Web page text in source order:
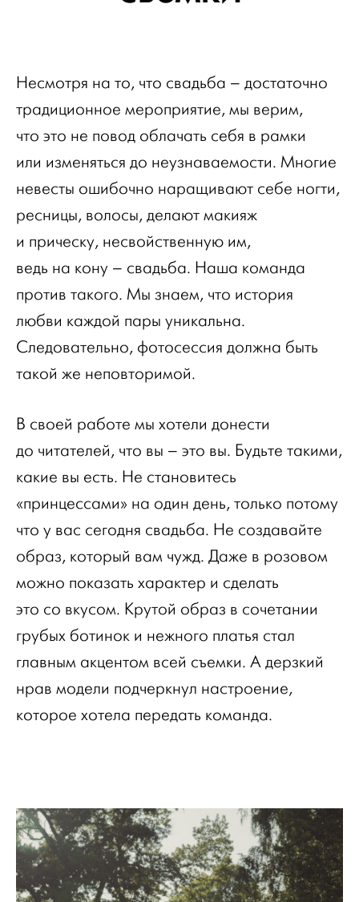
Несмотря на то, что свадьба – достаточно
традиционное мероприятие, мы верим,
что это не повод облачать себя в рамки
или изменяться до неузнаваемости. Многие
невесты ошибочно наращивают себе ногти,
ресницы, волосы, делают макияж
и прическу, несвойственную им,
ведь на кону – свадьба. Наша команда
против такого. Мы знаем, что история
любви каждой пары уникальна.
Следовательно, фотосессия должна быть
такой же неповторимой.
В своей работе мы хотели донести
до читателей, что вы – это вы. Будьте такими,
какие вы есть. Не становитесь
«принцессами» на один день, только потому
что у вас сегодня свадьба. Не создавайте
образ, который вам чужд. Даже в розовом
можно показать характер и сделать
это со вкусом. Крутой образ в сочетании
грубых ботинок и нежного платья стал
главным акцентом всей съемки. А дерзкий
нрав модели подчеркнул настроение,
которое хотела передать команда.